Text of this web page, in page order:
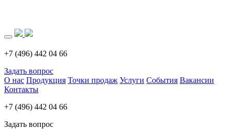
+7 (496) 442 04 66
Задать вопрос
О нас Продукция Точки продаж Услуги События Вакансии
Контакты
+7 (496) 442 04 66
Задать вопрос